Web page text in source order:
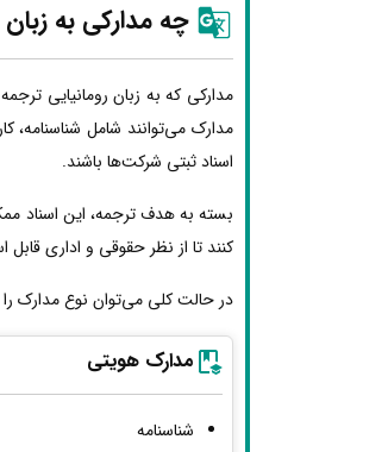
چه مدارکی به
مدارکی که به زبان رومانیایی
مدارک می‌توانند شامل شناسنامه،
اسناد ثبتی شرکت‌ها باشند.
بسته به هدف ترجمه، این اسناد
کنند تا از نظر حقوقی و اداری قابل
در حالت کلی می‌توان نوع مدارک
مدارک هویتی
شناسنامه